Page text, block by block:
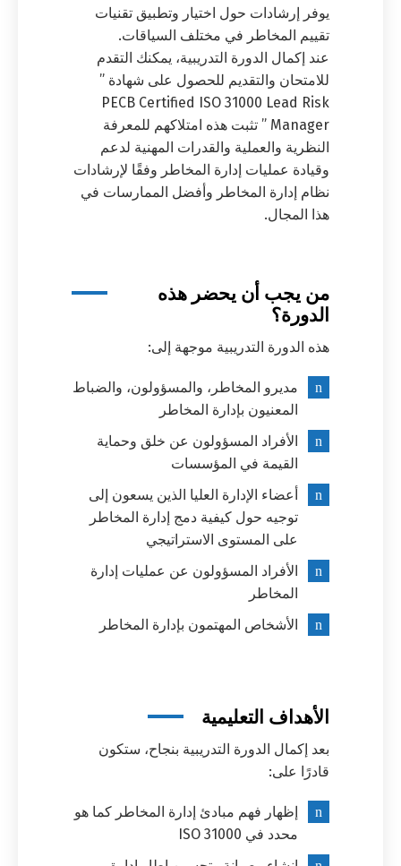
يوفر إرشادات حول اختيار وتطبيق تقنيات
تقييم المخاطر في مختلف السياقات.
عند إكمال الدورة التدريبية، يمكنك التقدم
للامتحان والتقديم للحصول على شهادة ”
PECB Certified ISO 31000 Lead Risk
Manager ” تثبت هذه امتلاكهم للمعرفة
النظرية والعملية والقدرات المهنية لدعم
وقيادة عمليات إدارة المخاطر وفقًا لإرشادات
نظام إدارة المخاطر وأفضل الممارسات في
هذا المجال.
من يجب أن يحضر هذه
الدورة؟
هذه الدورة التدريبية موجهة إلى:
مديرو المخاطر، والمسؤولون، والضباط
المعنيون بإدارة المخاطر
الأفراد المسؤولون عن خلق وحماية
القيمة في المؤسسات
أعضاء الإدارة العليا الذين يسعون إلى
توجيه حول كيفية دمج إدارة المخاطر
على المستوى الاستراتيجي
الأفراد المسؤولون عن عمليات إدارة
المخاطر
الأشخاص المهتمون بإدارة المخاطر
الأهداف التعليمية
بعد إكمال الدورة التدريبية بنجاح، ستكون
قادرًا على:
إظهار فهم مبادئ إدارة المخاطر كما هو
محدد في ISO 31000